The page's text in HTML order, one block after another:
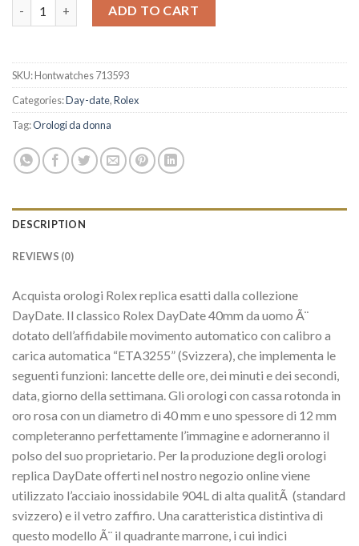
ADD TO CART
SKU:Hontwatches 713593
Categories:Day-date,Rolex
Tag:Orologi da donna
DESCRIPTION
REVIEWS (0)
Acquista orologi Rolex replica esatti dalla collezione
DayDate. Il classico Rolex DayDate 40mm da uomo Ã¨
dotato dell’affidabile movimento automatico con calibro a
carica automatica “ETA3255” (Svizzera), che implementa le
seguenti funzioni: lancette delle ore, dei minuti e dei secondi,
data, giorno della settimana. Gli orologi con cassa rotonda in
oro rosa con un diametro di 40 mm e uno spessore di 12 mm
completeranno perfettamente l’immagine e adorneranno il
polso del suo proprietario. Per la produzione degli orologi
replica DayDate offerti nel nostro negozio online viene
utilizzato l’acciaio inossidabile 904L di alta qualitÃ (standard
svizzero) e il vetro zaffiro. Una caratteristica distintiva di
questo modello Ã¨ il quadrante marrone, i cui indici